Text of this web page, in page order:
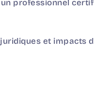
professionnel
et impacts